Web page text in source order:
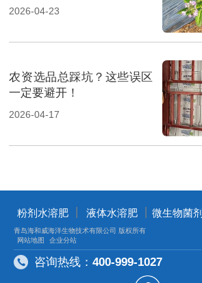
2026-04-23
农资选品总踩坑？这些误区
一定要避开！
2026-04-17
粉剂水溶肥 液体水溶肥 丨微生物菌剂
青岛海和威海洋生物技术有限公司 版权所有
网站地图
企业分站
咨询热线：400-999-1027